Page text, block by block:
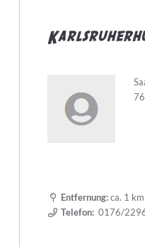
Entfernung:ca. 1 km
Telefon:0176/